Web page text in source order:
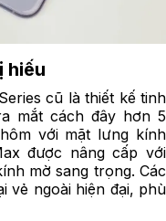
hiếu
cũ là thiết kế tinh
mắt cách đây hơn 5
với mặt lưng kính
được nâng cấp với
mờ sang trọng. Các
vẻ ngoài hiện đại, phù